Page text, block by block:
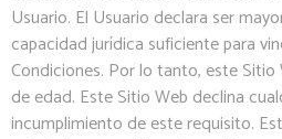
Usuario. El Usuario declara ser
capacidad jurídica suficiente para
Condiciones. Por lo tanto, este
de edad. Este Sitio Web declina
incumplimiento de este requisito.